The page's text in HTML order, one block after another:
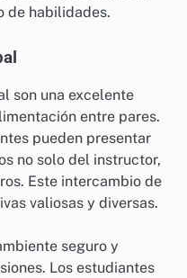
de habilidades.
son una excelente
entre pares.
pueden presentar
no solo del instructor,
Este intercambio de
valiosas y diversas.
seguro y
Los estudiantes